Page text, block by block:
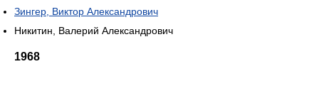
Зингер, Виктор Александрович
Никитин, Валерий Александрович
1968